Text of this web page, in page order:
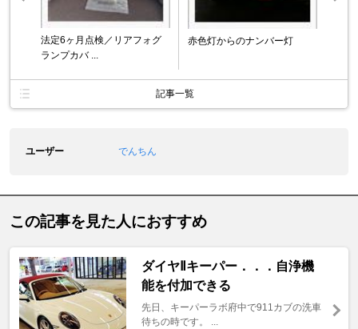
法定6ヶ月点検／リアフォグ
ランプカバ ...
赤色灯からのナンバー灯
記事一覧
ユーザー でんちん
この記事を見た人におすすめ
ダイヤⅡキーパー．．．自浄機
能を付加できる
先日、キーパーラボ府中で911カブの洗車
待ちの時です。 ...